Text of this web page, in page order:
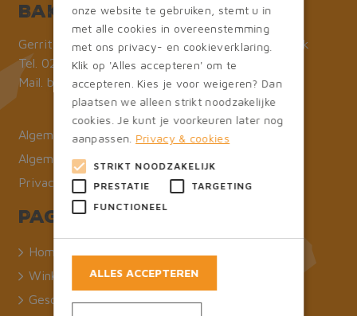
Bakker Meijer
Gerrit van Assendelftstraat 7, 1961 NH Heemskerk
Tel. 0251-232669
Mail. bestellingen@bakkermeijer.nl
Algemene voorwaarden
Algemene voorwaarden B&B
Privacy statement
Pagina's
Home
Winkel
Geschiedenis
onze website te gebruiken, stemt u in
met alle cookies in overeenstemming
met ons privacy- en cookieverklaring.
Klik op 'Alles accepteren' om te
accepteren. Kies je voor weigeren? Dan
plaatsen we alleen strikt noodzakelijke
cookies. Je kunt je voorkeuren later nog
aanpassen. Privacy & cookies
STRIKT NOODZAKELIJK
PRESTATIE
TARGETING
FUNCTIONEEL
ALLES ACCEPTEREN